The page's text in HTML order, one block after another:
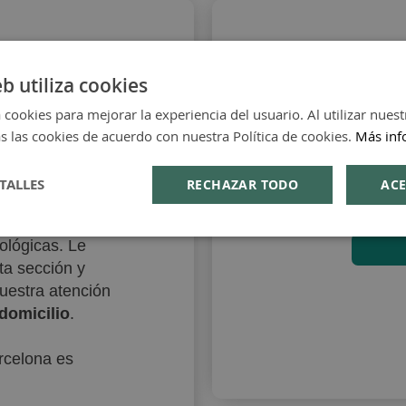
en
que
como del canal
Le
sección y
atención
.
es
Ponte en
utiliza cookies
cookies para mejorar la experiencia del usuario. Al utilizar
las cookies de acuerdo con nuestra Política de cookies. Más
RECHAZAR TODO